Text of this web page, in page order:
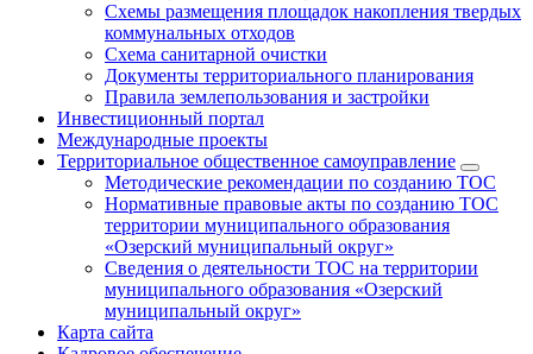
Схемы размещения площадок накопления твердых
коммунальных отходов
Схема санитарной очистки
Документы территориального планирования
Правила землепользования и застройки
Инвестиционный портал
Международные проекты
Территориальное общественное самоуправление
Методические рекомендации по созданию ТОС
Нормативные правовые акты по созданию ТОС
территории муниципального образования
«Озерский муниципальный округ»
Сведения о деятельности ТОС на территории
муниципального образования «Озерский
муниципальный округ»
Карта сайта